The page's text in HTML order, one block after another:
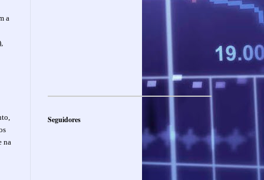
a
na
Seguidores